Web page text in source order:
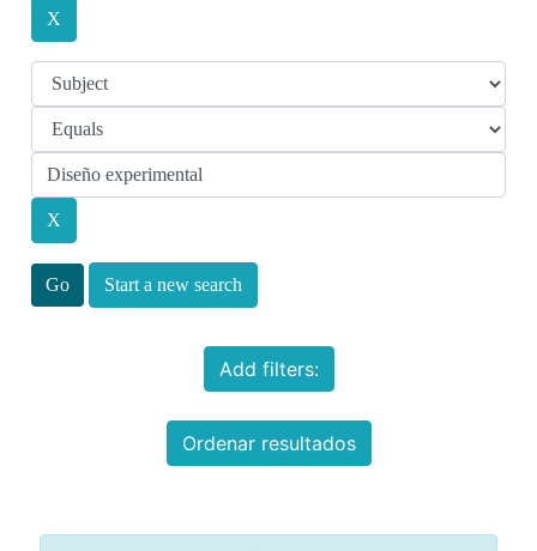
Start a new search
Add filters:
Ordenar resultados